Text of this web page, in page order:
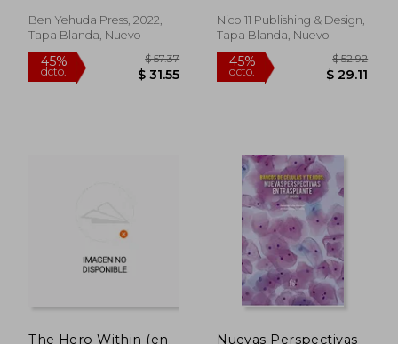
40% 45%
(en Inglés)
Ben Yehuda Press, 2022,
Tapa Blanda, Nuevo
Nico 11 Publishing & Design,
Tapa Blanda, Nuevo
The Hero Within (en Nuevas Perspectivas